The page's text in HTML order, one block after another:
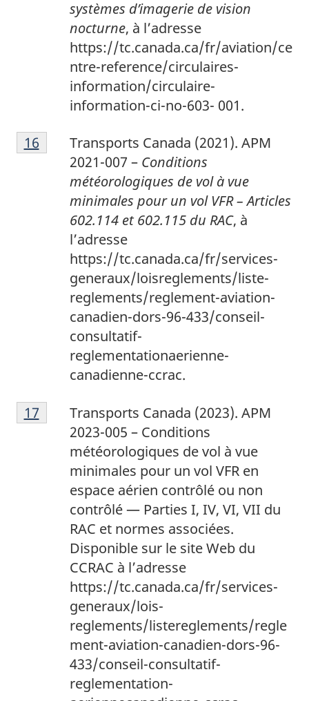
systèmes d’imagerie de vision
nocturne, à l’adresse
https://tc.canada.ca/fr/aviation/ce
ntre-reference/circulaires-
information/circulaire-
information-ci-no-603- 001.
1
6
Transports Canada (2021). APM
2021-007 – Conditions
météorologiques de vol à vue
minimales pour un vol VFR – Articles
602.114 et 602.115 du RAC, à
l’adresse
https://tc.canada.ca/fr/services-
generaux/loisreglements/liste-
reglements/reglement-aviation-
canadien-dors-96-433/conseil-
consultatif-
reglementationaerienne-
canadienne-ccrac.
Return to footnote
16 referrer
1
7
Transports Canada (2023). APM
2023-005 – Conditions
météorologiques de vol à vue
minimales pour un vol VFR en
espace aérien contrôlé ou non
contrôlé — Parties I, IV, VI, VII du
RAC et normes associées.
Disponible sur le site Web du
CCRAC à l’adresse
https://tc.canada.ca/fr/services-
generaux/lois-
reglements/listereglements/regle
ment-aviation-canadien-dors-96-
433/conseil-consultatif-
reglementation-
Return to footnote
17 referrer